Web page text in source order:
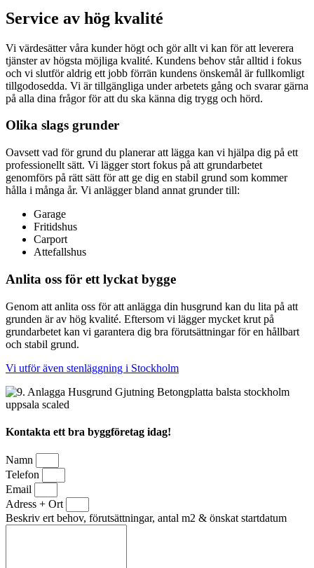
Service av hög kvalité
Vi värdesätter våra kunder högt och gör allt vi kan för att leverera
tjänster av högsta möjliga kvalité. Kundens behov står alltid i fokus
och vi slutför aldrig ett jobb förrän kundens önskemål är fullkomligt
tillgodosedda. Vi är tillgängliga under arbetets gång och svarar gärna
på alla dina frågor för att du ska känna dig trygg och hörd.
Olika slags grunder
Oavsett vad för grund du planerar att lägga kan vi hjälpa dig på ett
professionellt sätt. Vi lägger stort fokus på att grundarbetet
genomförs på rätt sätt för att ge dig en stabil grund som kommer
hålla i många år. Vi anlägger bland annat grunder till:
Garage
Fritidshus
Carport
Attefallshus
Anlita oss för ett lyckat bygge
Genom att anlita oss för att anlägga din husgrund kan du lita på att
grunden är av hög kvalité. Eftersom vi lägger mycket krut på
grundarbetet kan vi garantera dig bra förutsättningar för en hållbart
och stabil grund.
Vi utför även stenläggning i Stockholm
Kontakta ett bra byggföretag idag!
Namn
Telefon
Email
Adress + Ort
Beskriv ert behov, förutsättningar, antal m2 & önskat startdatum